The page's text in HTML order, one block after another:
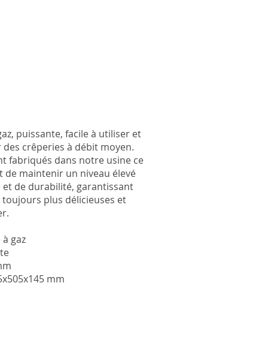
puissante, facile à utiliser et
crêperies à débit moyen.
fabriqués dans notre usine ce
de maintenir un niveau élevé
de durabilité, garantissant
toujours plus délicieuses et
gaz
mm